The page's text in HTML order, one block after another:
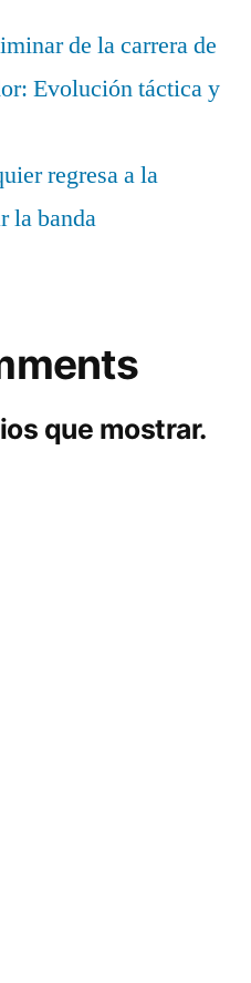
de la carrera de
Evolución táctica y
regresa a la
la banda
que mostrar.